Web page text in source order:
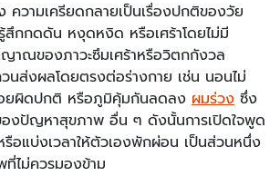
ความเครียดกลายเป็นเรื่องปกติของวัย
กกดดัน หงุดหงิด หรือเศร้าโดยไม่มี
าณของภาวะซึมเศร้าหรือวิตกกังวล
ส่งผลโดยตรงต่อร่างกาย เช่น นอนไม่
ยผิดปกติ หรือภูมิคุ้มกันลดลง ผมร่วง ซึ่ง
องปัญหาสุขภาพ อื่น ๆ ดังนั้นการเปิดใจพูด
อแบ่งเวลาให้ตัวเองพักผ่อน เป็นส่วนหนึ่ง
ไม่ควรมองข้าม